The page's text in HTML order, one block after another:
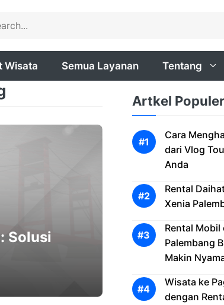
Wisata Semua Layanan Tentang
Solusi
Artkel Populer
Cara
dari Vlog
Anda
Rental
Xenia
Rental
Palembang
Makin
Wisata ke
dengan